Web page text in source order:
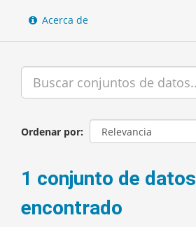
Acerca de
Ordenar por
1 conjunto de datos
encontrado